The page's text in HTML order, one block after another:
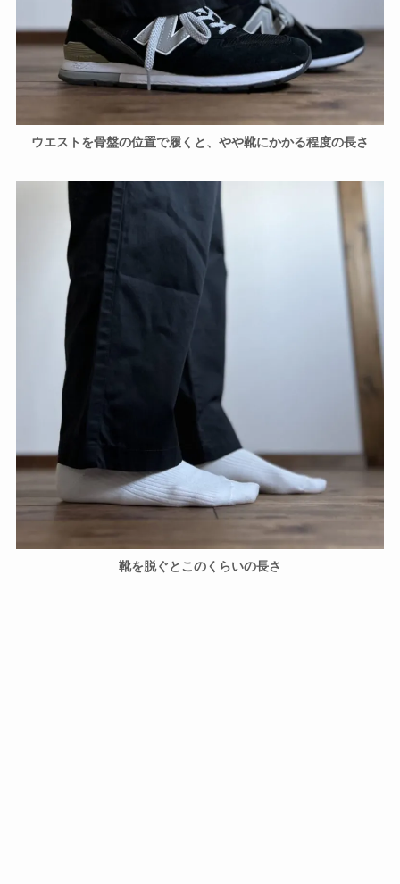
ウエストを骨盤の位置で履くと、やや靴にかかる程度の長さ
靴を脱ぐとこのくらいの長さ